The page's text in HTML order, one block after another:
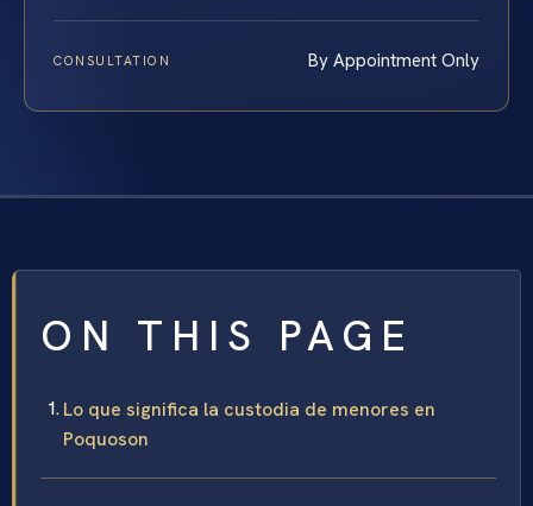
CONSULTATION By Appointment Only
ON THIS PAGE
Lo que significa la custodia de menores en
Poquoson